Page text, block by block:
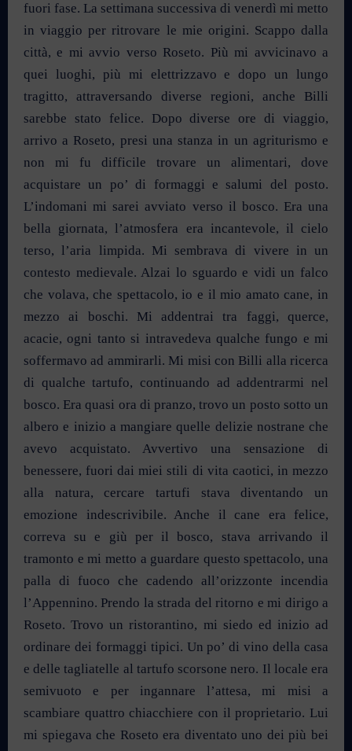
fuori fase. La settimana successiva di venerdì mi metto
in viaggio per ritrovare le mie origini. Scappo dalla
città, e mi avvio verso Roseto. Più mi avvicinavo a
quei luoghi, più mi elettrizzavo e dopo un lungo
tragitto, attraversando diverse regioni, anche Billi
sarebbe stato felice. Dopo diverse ore di viaggio,
arrivo a Roseto, presi una stanza in un agriturismo e
non mi fu difficile trovare un alimentari, dove
acquistare un po’ di formaggi e salumi del posto.
L’indomani mi sarei avviato verso il bosco. Era una
bella giornata, l’atmosfera era incantevole, il cielo
terso, l’aria limpida. Mi sembrava di vivere in un
contesto medievale. Alzai lo sguardo e vidi un falco
che volava, che spettacolo, io e il mio amato cane, in
mezzo ai boschi. Mi addentrai tra faggi, querce,
acacie, ogni tanto si intravedeva qualche fungo e mi
soffermavo ad ammirarli. Mi misi con Billi alla ricerca
di qualche tartufo, continuando ad addentrarmi nel
bosco. Era quasi ora di pranzo, trovo un posto sotto un
albero e inizio a mangiare quelle delizie nostrane che
avevo acquistato. Avvertivo una sensazione di
benessere, fuori dai miei stili di vita caotici, in mezzo
alla natura, cercare tartufi stava diventando un
emozione indescrivibile. Anche il cane era felice,
correva su e giù per il bosco, stava arrivando il
tramonto e mi metto a guardare questo spettacolo, una
palla di fuoco che cadendo all’orizzonte incendia
l’Appennino. Prendo la strada del ritorno e mi dirigo a
Roseto. Trovo un ristorantino, mi siedo ed inizio ad
ordinare dei formaggi tipici. Un po’ di vino della casa
e delle tagliatelle al tartufo scorsone nero. Il locale era
semivuoto e per ingannare l’attesa, mi misi a
scambiare quattro chiacchiere con il proprietario. Lui
mi spiegava che Roseto era diventato uno dei più bei